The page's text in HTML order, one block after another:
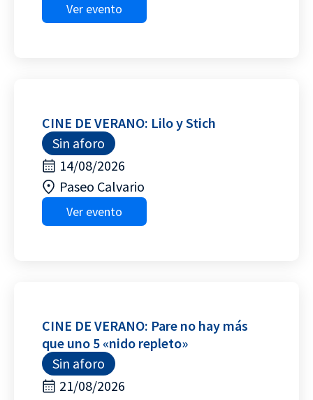
Ver evento
CINE DE VERANO: Lilo y Stich
Sin aforo
14/08/2026
Paseo Calvario
Ver evento
CINE DE VERANO: Pare no hay más
que uno 5 «nido repleto»
Sin aforo
21/08/2026